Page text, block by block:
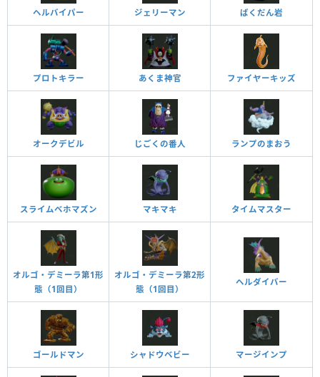
ヘルバイパー ジェリーマン ばくだん岩
プロトキラー あくま神官 ファイヤーキッズ
オークデビル じごくの番人 ランプのまおう
スライムベホマズン マキマキ タイムマスター
オルゴ・デミーラ第1形
態（1回目）
オルゴ・デミーラ第2形
態（1回目）
ヘルダイバー
ゴールドマン シャドウベビー マージインプ